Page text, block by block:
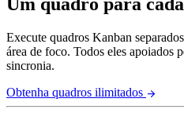
Um quadro para
Execute quadros Kanban
área de foco. Todos eles apoiados
sincronia.
Obtenha quadros ilimitados arrow_forward